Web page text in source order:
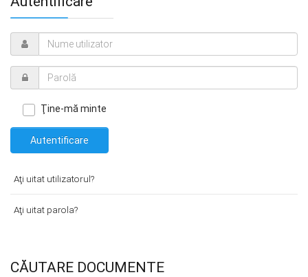
Ţine-mă minte
Autentificare
Aţi uitat utilizatorul?
Aţi uitat parola?
CĂUTARE DOCUMENTE